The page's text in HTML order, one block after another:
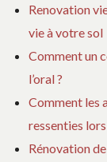
Renovation
vie à votre sol
Comment un
l’oral ?
Comment les
ressenties lors
Rénovation